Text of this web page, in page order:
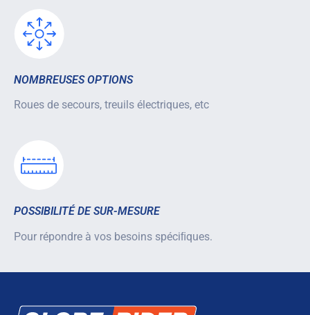
NOMBREUSES OPTIONS
Roues de secours, treuils électriques, etc
POSSIBILITÉ DE SUR-MESURE
Pour répondre à vos besoins spéciﬁques.